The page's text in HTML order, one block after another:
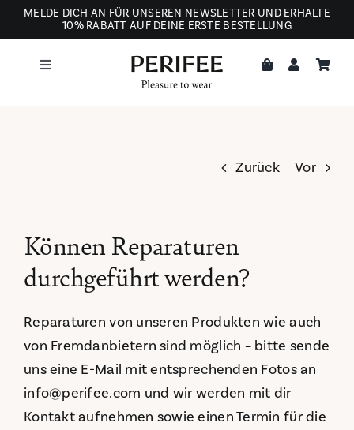
Zum
springen
MELDE DICH AN FÜR UNSEREN NEWSLETTER UND ERHALTE
10% RABATT AUF DEINE ERSTE BESTELLUNG
Toggle
Zurück Vor
Können Reparaturen
durchgeführt werden?
Reparaturen von unseren Produkten wie auch
von Fremdanbietern sind möglich – bitte sende
uns eine E-Mail mit entsprechenden Fotos an
info@perifee.com und wir werden mit dir
Kontakt aufnehmen sowie einen Termin für die